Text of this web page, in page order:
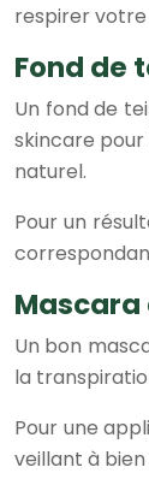
respirer
Fond de
Un fond de
skincare
naturel.
Pour un
Un bon
la
Pour une
veillant à